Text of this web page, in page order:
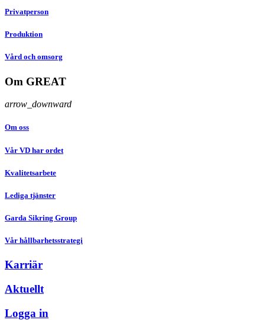
Privatperson
Produktion
Vård och omsorg
Om GREAT
arrow_downward
Om oss
Vår VD har ordet
Kvalitetsarbete
Lediga tjänster
Garda Sikring Group
Vår hållbarhetsstrategi
Karriär
Aktuellt
Logga in